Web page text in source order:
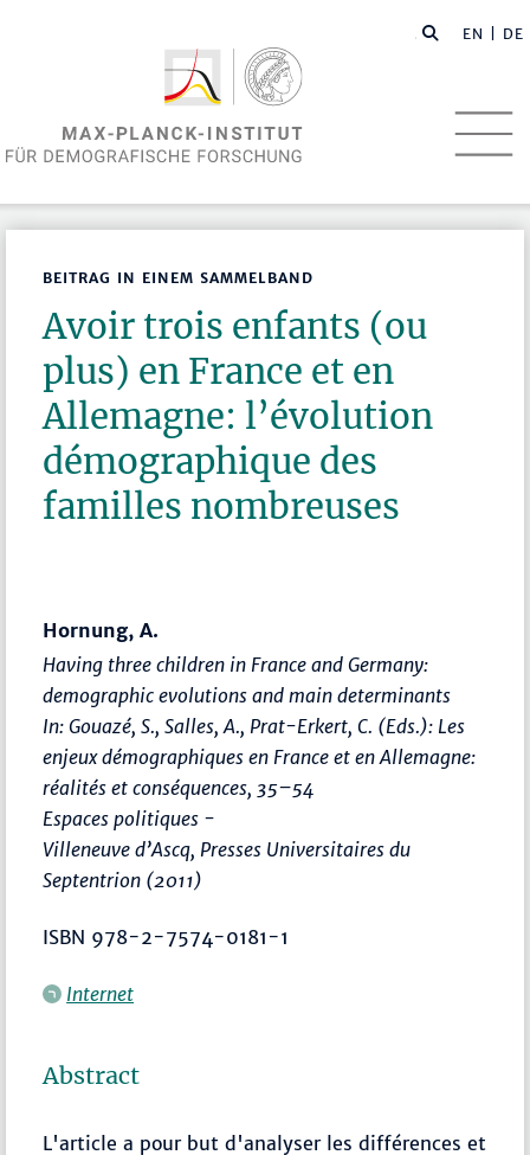
EN | DE
BEITRAG IN EINEM SAMMELBAND
Avoir trois enfants (ou
plus) en France et en
Allemagne: l’évolution
démographique des
familles nombreuses
Hornung, A.
Having three children in France and Germany:
demographic evolutions and main determinants
In: Gouazé, S., Salles, A., Prat-Erkert, C. (Eds.): Les
enjeux démographiques en France et en Allemagne:
réalités et conséquences, 35–54
Espaces politiques -
Villeneuve d’Ascq, Presses Universitaires du
Septentrion (2011)
ISBN 978-2-7574-0181-1
Internet
Abstract
L'article a pour but d'analyser les différences et